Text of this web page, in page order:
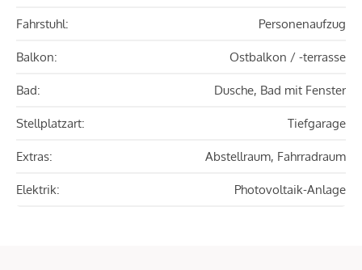
Fahrstuhl: Personenaufzug
Balkon: Ostbalkon / -terrasse
Bad: Dusche, Bad mit Fenster
Stellplatzart: Tiefgarage
Extras: Abstellraum, Fahrradraum
Elektrik: Photovoltaik-Anlage